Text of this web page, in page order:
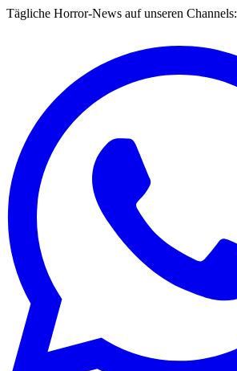
Tägliche Horror-News auf unseren Channels: